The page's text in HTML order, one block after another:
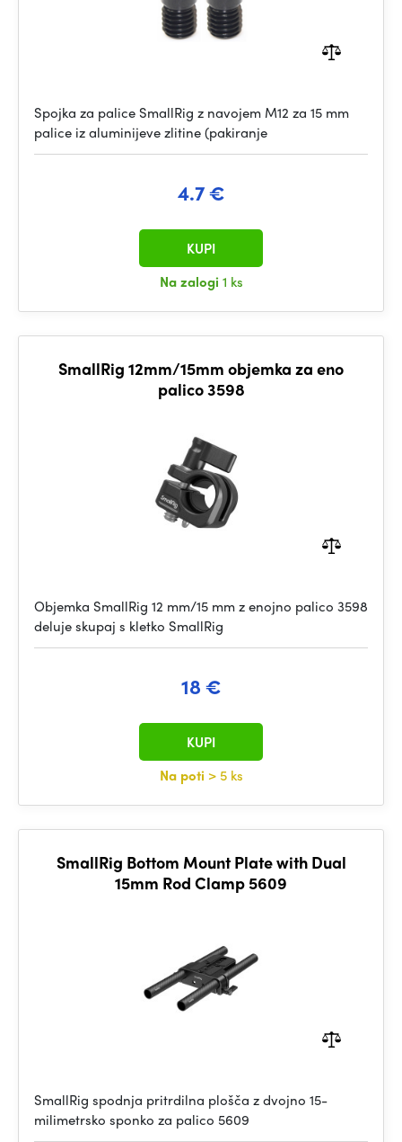
Spojka za palice SmallRig z navojem M12 za 15 mm
palice iz aluminijeve zlitine (pakiranje
4.7 €
Na zalogi 1 ks
KUPI
SmallRig 12mm/15mm objemka za eno
palico 3598
Objemka SmallRig 12 mm/15 mm z enojno palico 3598
deluje skupaj s kletko SmallRig
18 €
Na poti > 5 ks
KUPI
SmallRig Bottom Mount Plate with Dual
15mm Rod Clamp 5609
SmallRig spodnja pritrdilna plošča z dvojno 15-
milimetrsko sponko za palico 5609